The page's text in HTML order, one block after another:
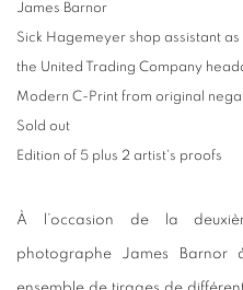
James Barnor
Sick Hagemeyer shop assistant
the United Trading Company
Modern C-Print from original
Sold out
Edition of 5 plus 2 artist's proofs
À l’occasion de la
photographe James Barnor